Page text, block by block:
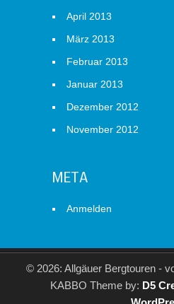
April 2013
März 2013
Februar 2013
Januar 2013
Dezember 2012
November 2012
META
Anmelden
© 2026: Allgäuer Bergtouren -
KABBO Theme by: D5